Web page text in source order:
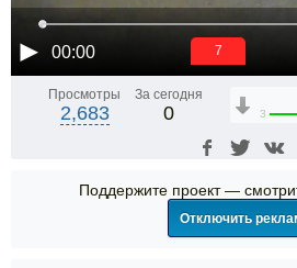
00:00 7
Просмотры
2,683
За сегодня
0 3
Поддержите проект —
Отключить